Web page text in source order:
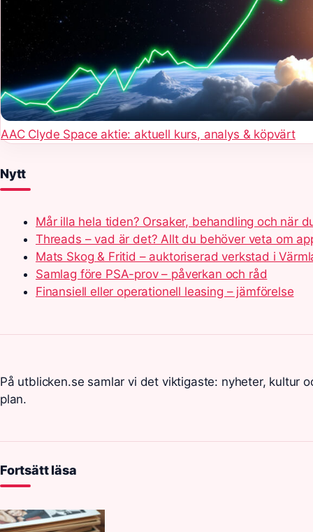
AAC Clyde Space aktie: aktuell kurs, analys & köpvärt
Nytt
Mår illa hela tiden? Orsaker, behandling och när
Threads – vad är det? Allt du behöver veta om
Mats Skog & Fritid – auktoriserad verkstad i
Samlag före PSA-prov – påverkan och råd
Finansiell eller operationell leasing – jämförelse
På utblicken.se samlar vi det viktigaste: nyheter, kultur
plan.
Fortsätt läsa